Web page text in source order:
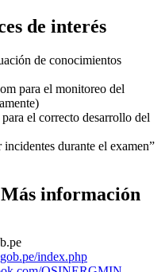
de interés
de conocimientos
para el monitoreo del
el correcto desarrollo del
durante el examen”
información
index.php